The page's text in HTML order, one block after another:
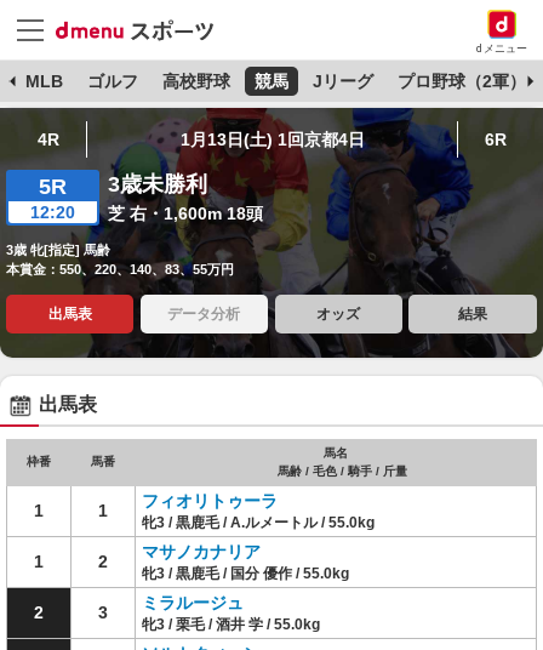
dメニュー
MLB ゴルフ 高校野球 競馬 Jリーグ プロ野球（2軍）
4R 1月13日(土) 1回京都4日 6R
5R
12:20
3歳未勝利
芝 右・1,600m 18頭
3歳 牝[指定] 馬齢
本賞金：550、220、140、83、55万円
出馬表 データ分析 オッズ 結果
出馬表
枠番 馬番
馬名
馬齢 / 毛色 / 騎手 / 斤量
1 1 フィオリトゥーラ
牝3 / 黒鹿毛 / A.ルメートル / 55.0kg
1 2 マサノカナリア
牝3 / 黒鹿毛 / 国分 優作 / 55.0kg
2 3 ミラルージュ
牝3 / 栗毛 / 酒井 学 / 55.0kg